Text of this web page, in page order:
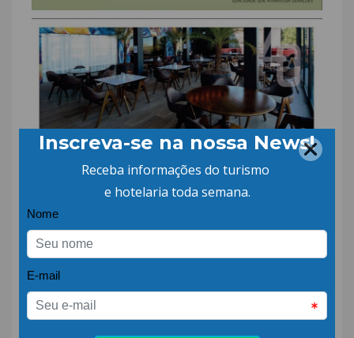
Clique e confira lançamento dos móveis
para área externa by Franco Bachot
Quer saber mais? Entre em contato agora
(47) 3035-6050
|CONTATO@TETRA4.COM.BR
RUA CORONEL VIDAL RAMOS, 163 – SALA